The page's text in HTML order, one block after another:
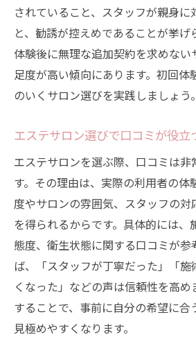
されていること、スタッフが親身に
と、勧誘が控えめであることが挙げ
体験後に無理な追加契約を求めな
足度が高い傾向にあります。初回体
のいくサロン選びを実践しましょう。
エステサロン選びで口コミが役立
エステサロンを選ぶ際、口コミは
す。その理由は、実際の利用者の体
度やサロンの雰囲気、スタッフの
を得られるからです。具体的には、
態度、衛生状態に関する口コミが参
ば、「スタッフが丁寧だった」「
くなった」などの声は信頼性を高め
することで、事前に自分の希望に合
見極めやすくなります。